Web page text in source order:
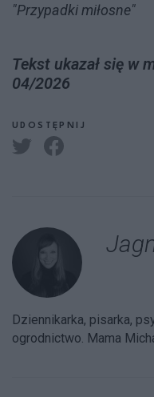
"Przypadki miłosne"
Tekst ukazał się w
04/2026
UDOSTĘPNIJ
Dziennikarka, pisarka,
ogrodnictwo. Mama